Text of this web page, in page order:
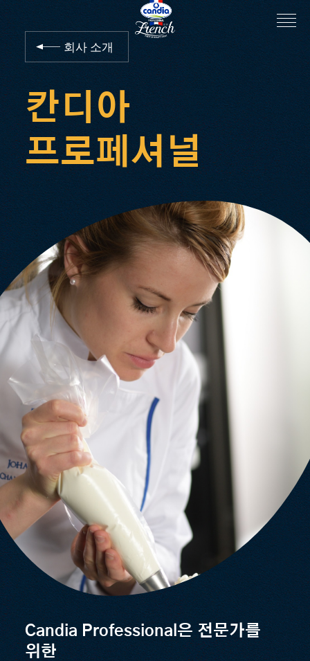
회사 소개
칸디아
프로페셔널
Candia Professional은 전문가를
위한